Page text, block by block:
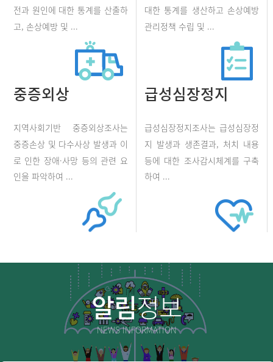
전과 원인에 대한 통계를 산출하
고, 손상예방 및 ...
대한 통계를 생산하고 손상예방
관리정책 수립 및 ...
중증외상
지역사회기반 중증외상조사는
중증손상 및 다수사상 발생과 이
로 인한 장애·사망 등의 관련 요
인을 파악하여 ...
급성심장정지
급성심장정지조사는 급성심장정
지 발생과 생존결과, 처치 내용
등에 대한 조사감시체계를 구축
하여 ...
알림정보
NEWS INFORMATION